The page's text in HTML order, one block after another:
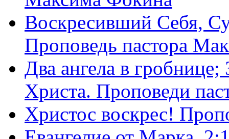
Воскресивший Себя,
Проповедь пастора
Два ангела в
Христа. Проповеди
Христос воскрес!